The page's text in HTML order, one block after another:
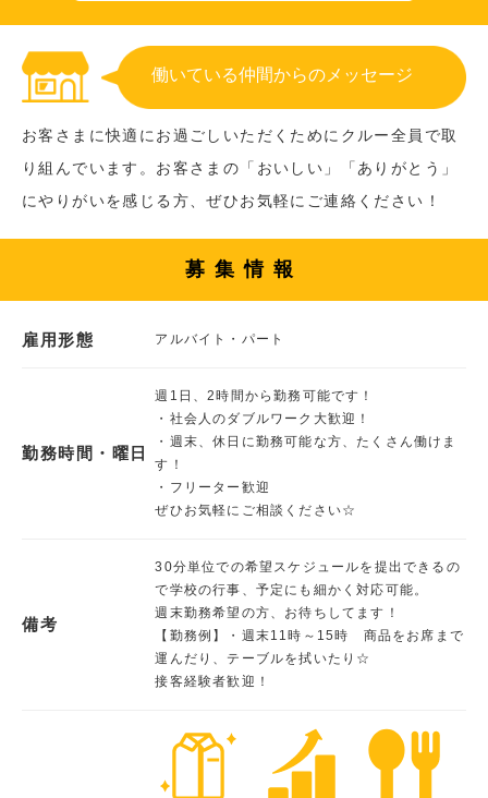
働いている仲間からのメッセージ
お客さまに快適にお過ごしいただくためにクルー全員で取
り組んでいます。お客さまの「おいしい」「ありがとう」
にやりがいを感じる方、ぜひお気軽にご連絡ください！
募集情報
雇用形態 アルバイト・パート
勤務時間・曜日
週1日、2時間から勤務可能です！
・社会人のダブルワーク大歓迎！
・週末、休日に勤務可能な方、たくさん働けま
す！
・フリーター歓迎
ぜひお気軽にご相談ください☆
備考
30分単位での希望スケジュールを提出できるの
で学校の行事、予定にも細かく対応可能。
週末勤務希望の方、お待ちしてます！
【勤務例】・週末11時～15時 商品をお席まで
運んだり、テーブルを拭いたり☆
接客経験者歓迎！